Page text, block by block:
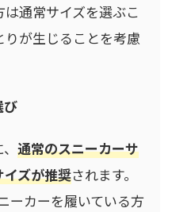
通常サイズを選ぶこ
りが生じることを考慮
び
通常のスニーカーサ
ズが推奨されます。
ーカーを履いている方